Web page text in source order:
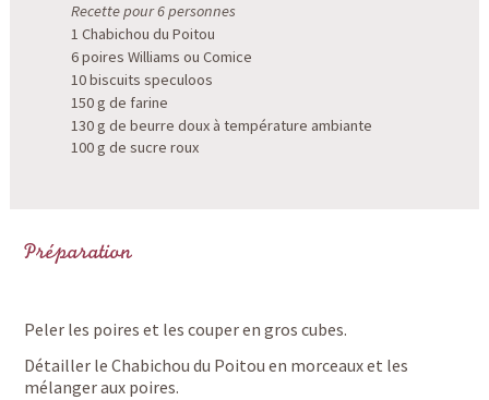
Recette pour 6 personnes
1 Chabichou du Poitou
6 poires Williams ou Comice
10 biscuits speculoos
150 g de farine
130 g de beurre doux à température ambiante
100 g de sucre roux
Préparation
Peler les poires et les couper en gros cubes.
Détailler le Chabichou du Poitou en morceaux et les
mélanger aux poires.